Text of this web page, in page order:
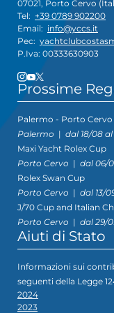
07021, Porto Cervo
Tel: +39 0789 902200
Email: info@yccs.it
Pec:
P.Iva: 00333630903
Prossime
Palermo - Porto
Palermo | dal 18/08
Maxi Yacht Rolex Cup
Porto Cervo | dal 06/
Rolex Swan Cup
Porto Cervo | dal 13/
J/70 Cup and Italian
Porto Cervo | dal 29/
Aiuti di Stato
Informazioni sui
seguenti della Legge
2024
2023